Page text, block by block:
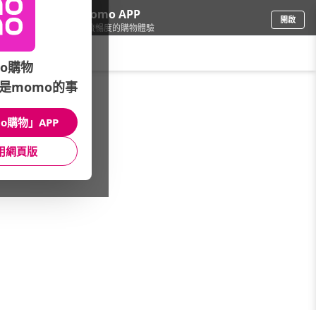
下載momo APP
給你3倍流暢度的購物體驗
開啟
手機/相機/vivo/館長推薦
館長推薦 月銷量
購物
momo的事
購物」APP
網頁版